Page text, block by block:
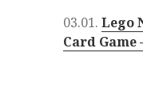
03.01.Lego
Card Game